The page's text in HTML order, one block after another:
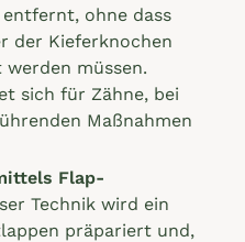
ohne dass
der Kieferknochen
müssen.
sich für Zähne, bei
Maßnahmen
Flap-
Technik wird ein
präpariert und,